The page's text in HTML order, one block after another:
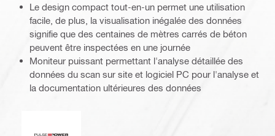
Le design compact tout-en-un permet une utilisation
facile, de plus, la visualisation inégalée des données
signifie que des centaines de mètres carrés de béton
peuvent être inspectées en une journée
Moniteur puissant permettant l'analyse détaillée des
données du scan sur site et logiciel PC pour l'analyse et
la documentation ultérieures des données